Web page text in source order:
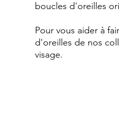
boucles d'oreilles
Pour vous aider à
d'oreilles de nos
visage.